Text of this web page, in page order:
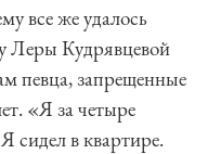
все же удалось
Леры Кудрявцевой
певца, запрещенные
«Я за четыре
сидел в квартире.